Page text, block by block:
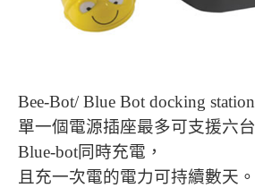
Bee-Bot/ Blue Bot docking station
單一個電源插座最多可支援六台
Blue-bot同時充電，
且充一次電的電力可持續數天 。